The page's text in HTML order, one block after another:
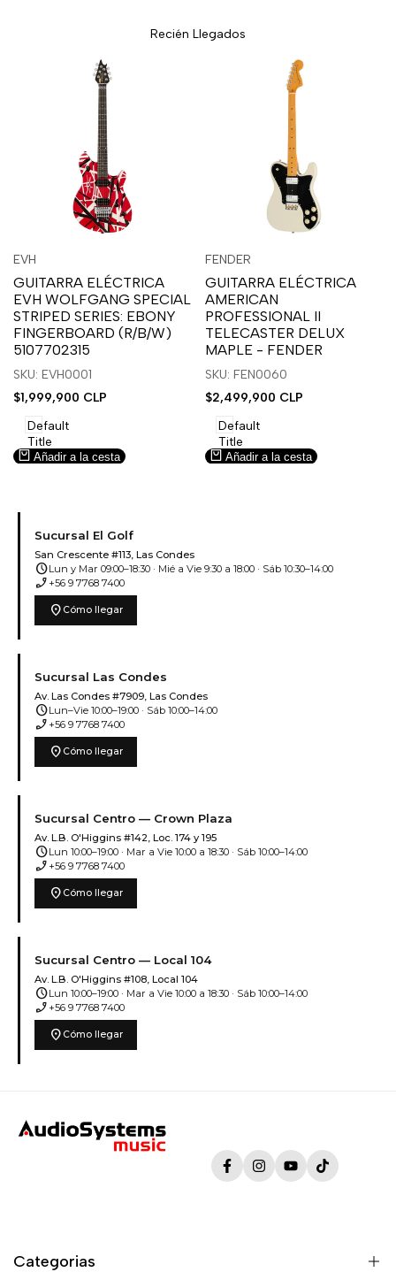
Recién Llegados
sesión
para
usar
la
lista
deseos.
para
usar
Compare
Proveedor:
EVH
GUITARRA ELÉCTRICA
EVH WOLFGANG SPECIAL
STRIPED SERIES: EBONY
FINGERBOARD (R/B/W)
5107702315
SKU: EVH0001
Precio
venta
$1,999,900 CLP
Default
Title
Añadir a la cesta
sesión
para
usar
la
lista
deseos.
sesión
para
usar
Compare
Vista
Proveedor:
FENDER
GUITARRA ELÉCTRICA
AMERICAN
PROFESSIONAL II
TELECASTER DELUX
MAPLE - FENDER
SKU: FEN0060
Precio
venta
$2,499,900 CLP
Default
Title
Añadir a la cesta
Sucursal El Golf
San Crescente #113, Las Condes
scheduleLun y Mar 09:00–18:30 · Mié a Vie 9:30 a 18:00 · Sáb 10:30–14:00
phone_enabled +56 9 7768 7400
location_on Cómo llegar
Sucursal Las Condes
Av. Las Condes #7909, Las Condes
scheduleLun–Vie 10:00–19:00 · Sáb 10:00–14:00
phone_enabled +56 9 7768 7400
location_on Cómo llegar
Sucursal Centro — Crown Plaza
Av. L.B. O'Higgins #142, Loc. 174 y 195
scheduleLun 10:00–19:00 · Mar a Vie 10:00 a 18:30 · Sáb 10:00–14:00
phone_enabled +56 9 7768 7400
location_on Cómo llegar
Sucursal Centro — Local 104
Av. L.B. O'Higgins #108, Local 104
scheduleLun 10:00–19:00 · Mar a Vie 10:00 a 18:30 · Sáb 10:00–14:00
phone_enabled +56 9 7768 7400
location_on Cómo llegar
FacebookInstagramYouTubeTikTok
Categorias